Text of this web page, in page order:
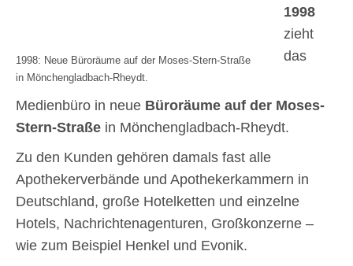
1998: Neue Büroräume auf der Moses-Stern-Straße
in Mönchengladbach-Rheydt.
1998
zieht
das
Medienbüro in neue Büroräume auf der Moses-
Stern-Straße in Mönchengladbach-Rheydt.
Zu den Kunden gehören damals fast alle
Apothekerverbände und Apothekerkammern in
Deutschland, große Hotelketten und einzelne
Hotels, Nachrichtenagenturen, Großkonzerne –
wie zum Beispiel Henkel und Evonik.